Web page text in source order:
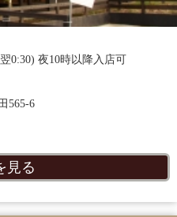
0:30) 夜10時以降入店可
565-6
見る